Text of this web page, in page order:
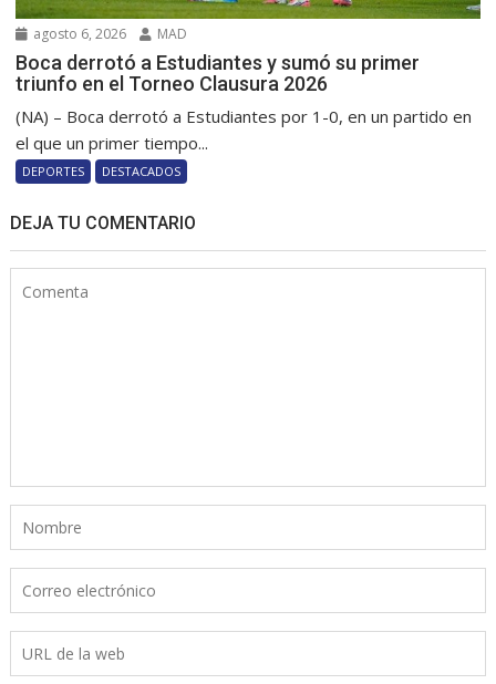
agosto 6, 2026 MAD
Boca derrotó a Estudiantes y sumó su primer
triunfo en el Torneo Clausura 2026
(NA) – Boca derrotó a Estudiantes por 1-0, en un partido en
el que un primer tiempo...
DEPORTES DESTACADOS
DEJA TU COMENTARIO